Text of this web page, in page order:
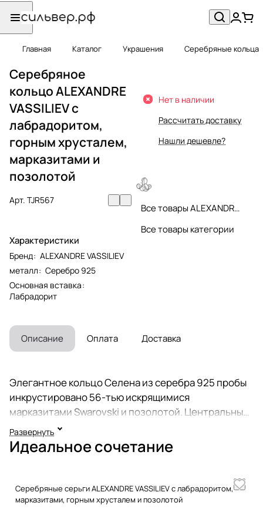
Главная Каталог Украшения Серебряные кольца
Серебряное
кольцо ALEXANDRE
VASSILIEV c
лабрадоритом,
горным хрусталем,
марказитами и
позолотой
Арт. TJR567
Характеристики
Бренд: ALEXANDRE VASSILIEV
металл: Серебро 925
Основная вставка:
Лабрадорит
Нет в наличии
Рассчитать доставку
Нашли дешевле?
Все товары ALEXANDRE VASSILIEV
Все товары категории
Описание Оплата Доставка
Элегантное кольцо Селена из серебра 925 пробы
инкрустировано 56-тью искрящимися
марказитами Swarovski и позолотой. Центральный
камень - натуральный лабрадорит с выраженной
иризацией, сверху закрыт бразильским горным
хрусталем для придания дополнительной глубины
незначительно отличаться от фото, так как каждый
камень уникален. Размер верхней части - 16 на 19
Развернуть
Идеальное сочетание
Серебряные серьги ALEXANDRE VASSILIEV с лабрадоритом,
марказитами, горным хрусталем и позолотой